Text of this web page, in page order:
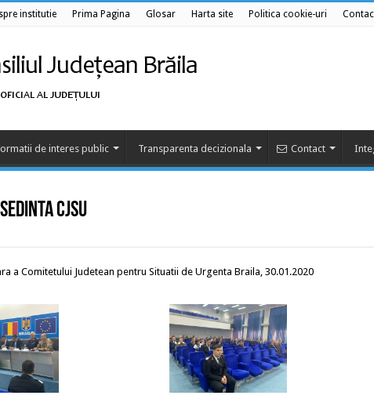
institutie Prima Pagina Glosar Harta site Politica cookie-uri
de interes public Transparenta decizionala Contact
CJSU
a Comitetului Judetean pentru Situatii de Urgenta Braila, 30.01.2020